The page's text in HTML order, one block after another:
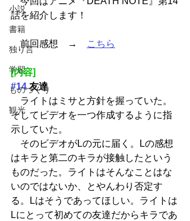
小説
書籍
独り言
学習
ものづくり
観光
話を紹介します！
前回感想　→ こちら
[内容]
#14 友達
ライトはミサと方針を握っていた。
そしてビデオを一つ作成するように指
示していた。
そのビデオがLの元に届く。Lの感想
はキラと第二のキラが接触したという
ものだった。ライトはそんなことはな
いのではないか、とやんわり否定す
る。Lはそうであってほしい。ライトは
Lにとって初めての友達だからキラであ